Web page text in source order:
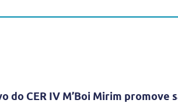
do CER IV M’Boi Mirim